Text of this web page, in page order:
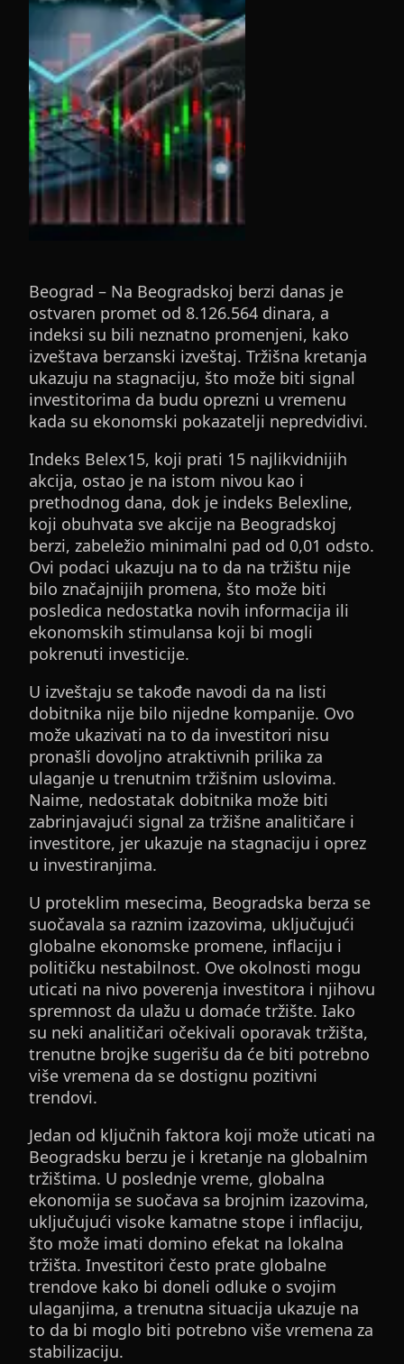
Beograd – Na Beogradskoj berzi danas je
ostvaren promet od 8.126.564 dinara, a
indeksi su bili neznatno promenjeni, kako
izveštava berzanski izveštaj. Tržišna kretanja
ukazuju na stagnaciju, što može biti signal
investitorima da budu oprezni u vremenu
kada su ekonomski pokazatelji nepredvidivi.
Indeks Belex15, koji prati 15 najlikvidnijih
akcija, ostao je na istom nivou kao i
prethodnog dana, dok je indeks Belexline,
koji obuhvata sve akcije na Beogradskoj
berzi, zabeležio minimalni pad od 0,01 odsto.
Ovi podaci ukazuju na to da na tržištu nije
bilo značajnijih promena, što može biti
posledica nedostatka novih informacija ili
ekonomskih stimulansa koji bi mogli
pokrenuti investicije.
U izveštaju se takođe navodi da na listi
dobitnika nije bilo nijedne kompanije. Ovo
može ukazivati na to da investitori nisu
pronašli dovoljno atraktivnih prilika za
ulaganje u trenutnim tržišnim uslovima.
Naime, nedostatak dobitnika može biti
zabrinjavajući signal za tržišne analitičare i
investitore, jer ukazuje na stagnaciju i oprez
u investiranjima.
U proteklim mesecima, Beogradska berza se
suočavala sa raznim izazovima, uključujući
globalne ekonomske promene, inflaciju i
političku nestabilnost. Ove okolnosti mogu
uticati na nivo poverenja investitora i njihovu
spremnost da ulažu u domaće tržište. Iako
su neki analitičari očekivali oporavak tržišta,
trenutne brojke sugerišu da će biti potrebno
više vremena da se dostignu pozitivni
trendovi.
Jedan od ključnih faktora koji može uticati na
Beogradsku berzu je i kretanje na globalnim
tržištima. U poslednje vreme, globalna
ekonomija se suočava sa brojnim izazovima,
uključujući visoke kamatne stope i inflaciju,
što može imati domino efekat na lokalna
tržišta. Investitori često prate globalne
trendove kako bi doneli odluke o svojim
ulaganjima, a trenutna situacija ukazuje na
to da bi moglo biti potrebno više vremena za
stabilizaciju.